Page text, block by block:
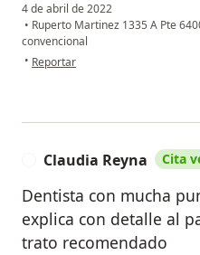
4 de abril de 2022
• Ruperto Martinez 1335 A Pte
convencional
• en opinión del usuario Am Luna
Reportar
Claudia Reyna Cita
Dentista con mucha
explica con detalle al
trato recomendado